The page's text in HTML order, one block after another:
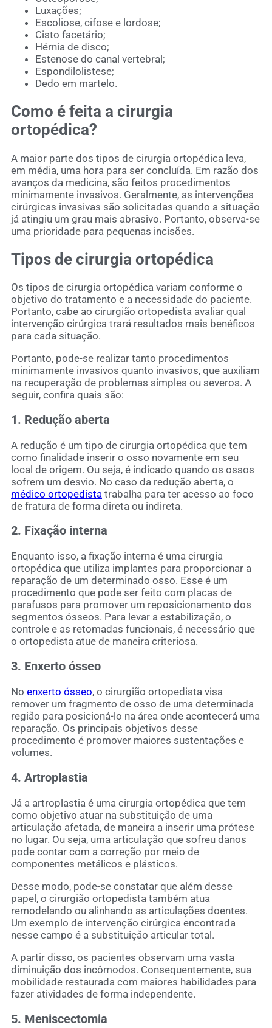
Luxações;
Escoliose, cifose e lordose;
Cisto facetário;
Hérnia de disco;
Estenose do canal vertebral;
Espondilolistese;
Dedo em martelo.
Como é feita a cirurgia
ortopédica?
A maior parte dos tipos de cirurgia ortopédica leva,
em média, uma hora para ser concluída. Em razão dos
avanços da medicina, são feitos procedimentos
minimamente invasivos. Geralmente, as intervenções
cirúrgicas invasivas são solicitadas quando a situação
já atingiu um grau mais abrasivo. Portanto, observa-se
uma prioridade para pequenas incisões.
Tipos de cirurgia ortopédica
Os tipos de cirurgia ortopédica variam conforme o
objetivo do tratamento e a necessidade do paciente.
Portanto, cabe ao cirurgião ortopedista avaliar qual
intervenção cirúrgica trará resultados mais benéficos
para cada situação.
Portanto, pode-se realizar tanto procedimentos
minimamente invasivos quanto invasivos, que auxiliam
na recuperação de problemas simples ou severos. A
seguir, confira quais são:
1. Redução aberta
A redução é um tipo de cirurgia ortopédica que tem
como finalidade inserir o osso novamente em seu
local de origem. Ou seja, é indicado quando os ossos
sofrem um desvio. No caso da redução aberta, o
médico ortopedista trabalha para ter acesso ao foco
de fratura de forma direta ou indireta.
2. Fixação interna
Enquanto isso, a fixação interna é uma cirurgia
ortopédica que utiliza implantes para proporcionar a
reparação de um determinado osso. Esse é um
procedimento que pode ser feito com placas de
parafusos para promover um reposicionamento dos
segmentos ósseos. Para levar a estabilização, o
controle e as retomadas funcionais, é necessário que
o ortopedista atue de maneira criteriosa.
3. Enxerto ósseo
No enxerto ósseo, o cirurgião ortopedista visa
remover um fragmento de osso de uma determinada
região para posicioná-lo na área onde acontecerá uma
reparação. Os principais objetivos desse
procedimento é promover maiores sustentações e
volumes.
4. Artroplastia
Já a artroplastia é uma cirurgia ortopédica que tem
como objetivo atuar na substituição de uma
articulação afetada, de maneira a inserir uma prótese
no lugar. Ou seja, uma articulação que sofreu danos
pode contar com a correção por meio de
componentes metálicos e plásticos.
Desse modo, pode-se constatar que além desse
papel, o cirurgião ortopedista também atua
remodelando ou alinhando as articulações doentes.
Um exemplo de intervenção cirúrgica encontrada
nesse campo é a substituição articular total.
A partir disso, os pacientes observam uma vasta
diminuição dos incômodos. Consequentemente, sua
mobilidade restaurada com maiores habilidades para
fazer atividades de forma independente.
5. Meniscectomia